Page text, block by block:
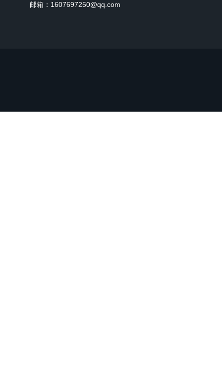
邮箱：1607697250@qq.com